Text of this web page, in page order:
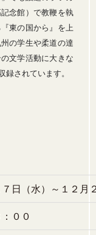
念館）で教鞭を執
東の国から』を上
の学生や柔道の達
文学活動に大きな
されています。
日（水）～１２月
００